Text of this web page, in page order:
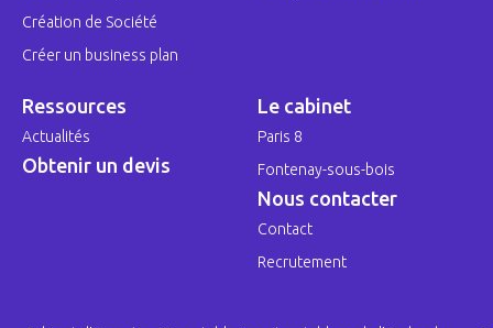
Création de Société
Créer un business plan
Ressources
Actualités
Obtenir un devis
Le cabinet
Paris 8
Fontenay-sous-bois
Nous contacter
Contact
Recrutement